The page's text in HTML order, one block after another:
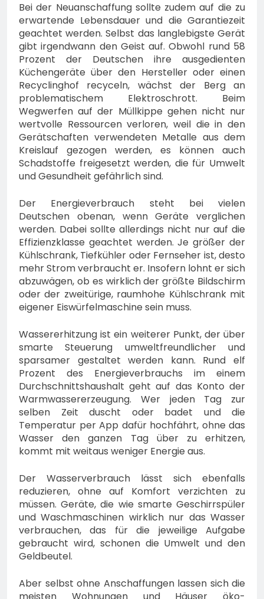
Bei der Neuanschaffung sollte zudem auf die zu
erwartende Lebensdauer und die Garantiezeit
geachtet werden. Selbst das langlebigste Gerät
gibt irgendwann den Geist auf. Obwohl rund 58
Prozent der Deutschen ihre ausgedienten
Küchengeräte über den Hersteller oder einen
Recyclinghof recyceln, wächst der Berg an
problematischem Elektroschrott. Beim
Wegwerfen auf der Müllkippe gehen nicht nur
wertvolle Ressourcen verloren, weil die in den
Gerätschaften verwendeten Metalle aus dem
Kreislauf gezogen werden, es können auch
Schadstoffe freigesetzt werden, die für Umwelt
und Gesundheit gefährlich sind.
Der Energieverbrauch steht bei vielen
Deutschen obenan, wenn Geräte verglichen
werden. Dabei sollte allerdings nicht nur auf die
Effizienzklasse geachtet werden. Je größer der
Kühlschrank, Tiefkühler oder Fernseher ist, desto
mehr Strom verbraucht er. Insofern lohnt er sich
abzuwägen, ob es wirklich der größte Bildschirm
oder der zweitürige, raumhohe Kühlschrank mit
eigener Eiswürfelmaschine sein muss.
Wassererhitzung ist ein weiterer Punkt, der über
smarte Steuerung umweltfreundlicher und
sparsamer gestaltet werden kann. Rund elf
Prozent des Energieverbrauchs im einem
Durchschnittshaushalt geht auf das Konto der
Warmwassererzeugung. Wer jeden Tag zur
selben Zeit duscht oder badet und die
Temperatur per App dafür hochfährt, ohne das
Wasser den ganzen Tag über zu erhitzen,
kommt mit weitaus weniger Energie aus.
Der Wasserverbrauch lässt sich ebenfalls
reduzieren, ohne auf Komfort verzichten zu
müssen. Geräte, die wie smarte Geschirrspüler
und Waschmaschinen wirklich nur das Wasser
verbrauchen, das für die jeweilige Aufgabe
gebraucht wird, schonen die Umwelt und den
Geldbeutel.
Aber selbst ohne Anschaffungen lassen sich die